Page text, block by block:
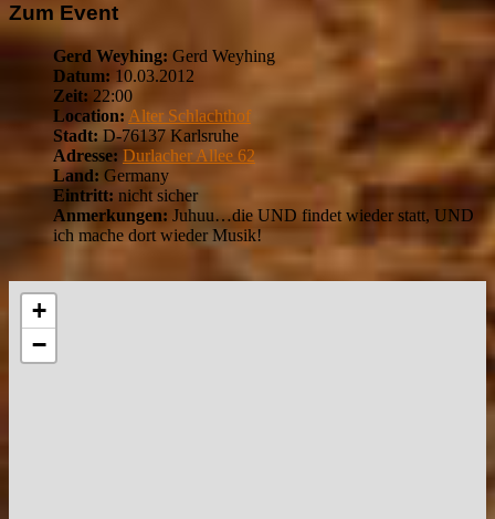
Zum Event
Gerd Weyhing: Gerd Weyhing
Datum: 10.03.2012
Zeit: 22:00
Location: Alter Schlachthof
Stadt: D-76137 Karlsruhe
Adresse: Durlacher Allee 62
Land: Germany
Eintritt: nicht sicher
Anmerkungen: Juhuu…die UND findet wieder statt, UND
ich mache dort wieder Musik!
+
−